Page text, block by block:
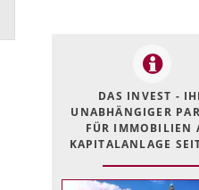
DAS INVEST -
UNABHÄNGIGER
FÜR IMMOBILIEN
KAPITALANLAGE